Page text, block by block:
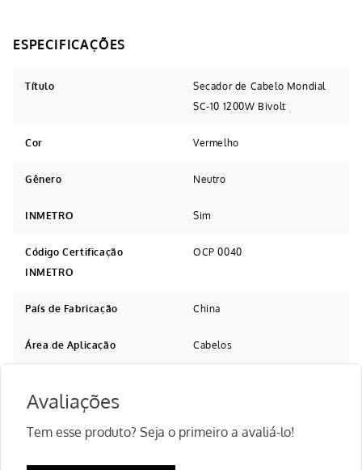
Título
Secador de Cabelo Mondial
SC-10 1200W Bivolt
Cor Vermelho
Gênero Neutro
INMETRO Sim
Código Certificação
INMETRO
OCP 0040
País de Fabricação China
Área de Aplicação Cabelos
Avaliações
Tem esse produto? Seja o primeiro a avaliá-lo!